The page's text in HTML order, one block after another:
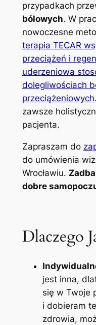
przypadkach
bólowych. W
nowoczesne
terapia TECAR
przeciążeń i
uderzeniowa
dolegliwościach
przeciążeniowych
zawsze
pacjenta.
Zapraszam do
do umówienia
Wrocławiu.
dobre
Dlaczego
jest inna,
się w Twoje
i dobieram
zdrowia,